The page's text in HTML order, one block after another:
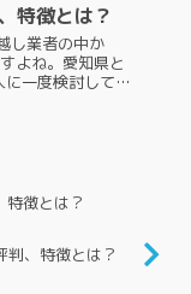
特徴とは？
し業者の中か
よね。愛知県と
一度検討して欲
徴とは？
判、特徴とは？